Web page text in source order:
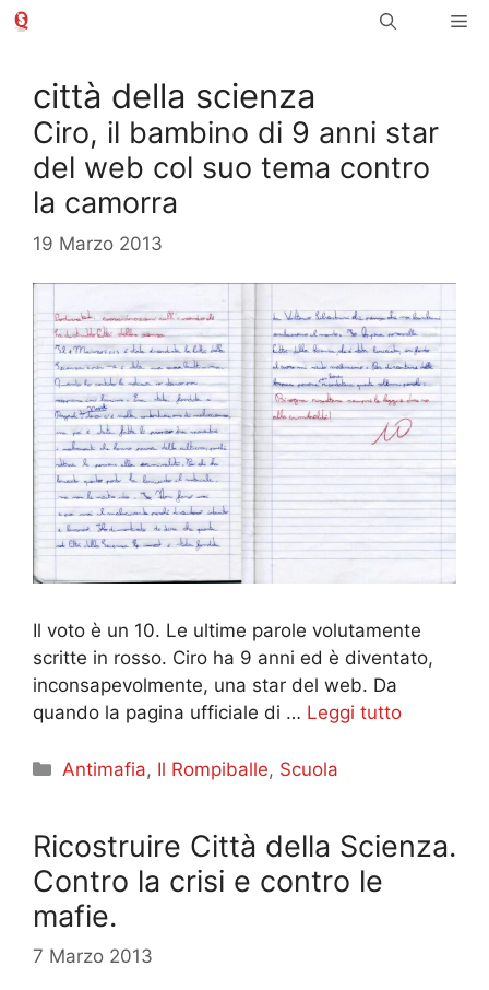
Vai
città della scienza
Ciro, il bambino di 9 anni star
del web col suo tema contro
la camorra
19 Marzo 2013
Il voto è un 10. Le ultime parole volutamente
scritte in rosso. Ciro ha 9 anni ed è diventato,
inconsapevolmente, una star del web. Da
quando la pagina ufficiale di … Leggi tutto
Categorie
Antimafia, Il Rompiballe, Scuola
Ricostruire Città della Scienza.
Contro la crisi e contro le
mafie.
7 Marzo 2013